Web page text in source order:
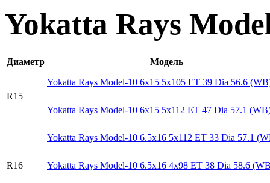
Yokatta Rays
Диаметр Модель
R15
Yokatta Rays Model-10 6x15 5x105 ET 39 Dia 56.6
Yokatta Rays Model-10 6x15 5x112 ET 47 Dia 57.1
R16
Yokatta Rays Model-10 6.5x16 5x112 ET 33 Dia 57.1
Yokatta Rays Model-10 6.5x16 4x98 ET 38 Dia 58.6